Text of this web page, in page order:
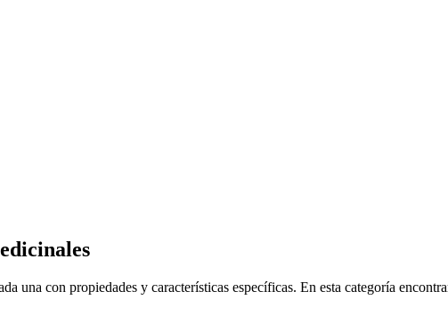
una con propiedades y características específicas. En esta categoría